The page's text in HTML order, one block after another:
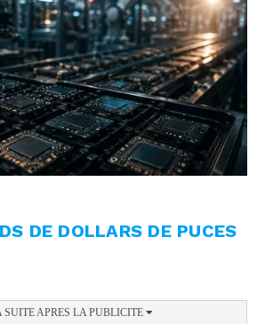
DE DOLLARS DE PUCES